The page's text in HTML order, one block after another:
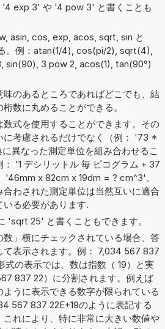
exp 3' や '4 pow 3' と書くことも
asin, cos, exp, acos, sqrt, sin と
。例：atan(1/4), cos(pi/2), sqrt(4),
sin(90), 3 pow 2, acos(1), tan(90°)
味のあるところであればどこでも、結
数に丸めることができる。
数式を使用することができます。その
に考慮されるだけでなく（例： '73 *
異なった測定単位を組み合わせるこ
： '1 デシリットル 毎 ピコグラム + 37
'46mm x 82cm x 19dm = ? cm^3'。
合わされた測定単位は当然互いに適合
いる必要があります.
'sqrt 25' と書くこともできます。
数」横にチェックされている場合、答
て表示されます。例： 7,034 567 837
式の表示では、数は指数（ 19）と実
837 22）に分割されます。例えば
ように表示できる数字が限られている
567 837 22E+19のように表記する
これにより、特に非常に大きい数値や